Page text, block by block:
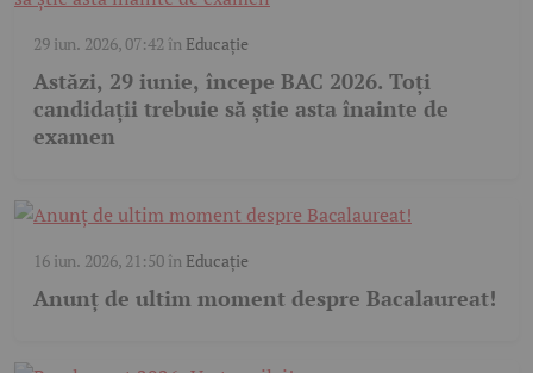
29 iun. 2026, 07:42 în Educație
Astăzi, 29 iunie, începe BAC 2026. Toți
candidații trebuie să știe asta înainte de
examen
16 iun. 2026, 21:50în Educație
Anunț de ultim moment despre Bacalaureat!